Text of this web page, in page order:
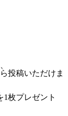
投稿いただけま
1枚プレゼント